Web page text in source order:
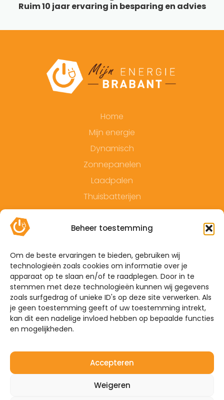
Beheer toestemming
Om de beste ervaringen te bieden, gebruiken wij
technologieën zoals cookies om informatie over je
apparaat op te slaan en/of te raadplegen. Door in te
stemmen met deze technologieën kunnen wij gegevens
zoals surfgedrag of unieke ID's op deze site verwerken. Als
je geen toestemming geeft of uw toestemming intrekt,
kan dit een nadelige invloed hebben op bepaalde functies
en mogelijkheden.
Accepteren
Weigeren
Ruim 10 jaar ervaring in besparing en advies
Home
Mijn energie
Dynamisch
Zonnepanelen
Laadpalen
Thuisbatterijen
Contact
Algemene voorwaarden
Privacyverklaring
Sitemap
De Hoefkens 1 5707 AZ Helmond
Westelijke Havendijk 17E 4703 RA Roosendaal
0492-350309
info@mijnenergiebrabant.nl